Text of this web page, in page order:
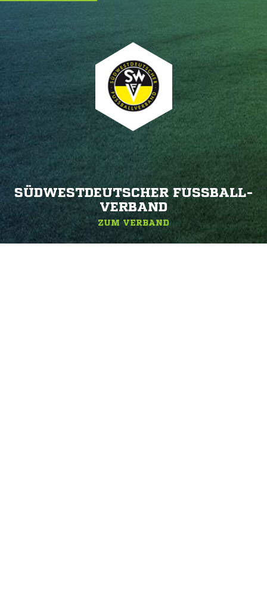
SÜDWESTDEUTSCHER FUSSBALL-V
ERBAND
ZUM VERBAND